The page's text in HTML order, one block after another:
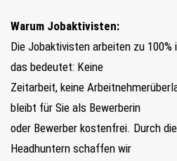
Warum Jobaktivisten:
Die Jobaktivisten arbeiten zu
das bedeutet: Keine
Zeitarbeit, keine
bleibt für Sie als Bewerberin
oder Bewerber kostenfrei. Durch
Headhuntern schaffen wir